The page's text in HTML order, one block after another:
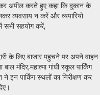
अपील करते हुए कहा कि दुकान के
व्यवसाय न करें और व्यपारियो
सभी सहयोग करें,
के लिए बाजार पहुचने पर अपने वाहन
बाल मंदिर,महात्मा गांधी स्कूल पार्किंग
पार्किंग स्थलों का निरीक्षण कर